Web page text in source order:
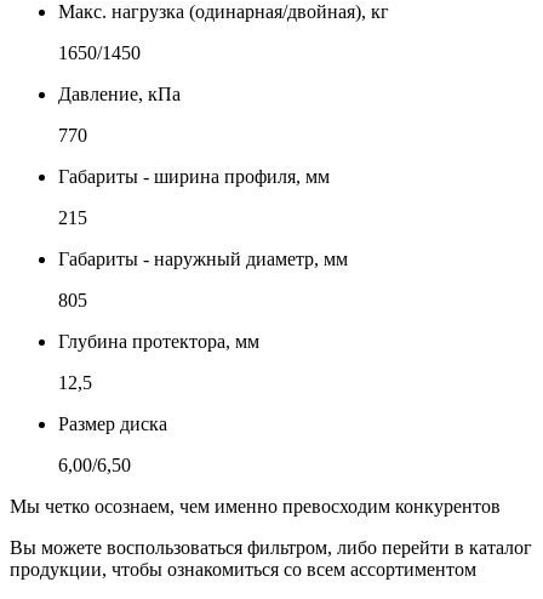
Макс. нагрузка (одинарная/двойная), кг
1650/1450
Давление, кПа
770
Габариты - ширина профиля, мм
215
Габариты - наружный диаметр, мм
805
Глубина протектора, мм
12,5
Размер диска
6,00/6,50
Мы четко осознаем, чем именно превосходим конкурентов
Вы можете воспользоваться фильтром, либо перейти в каталог
продукции, чтобы ознакомиться со всем ассортиментом